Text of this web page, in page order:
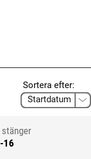
Sortera efter:
16